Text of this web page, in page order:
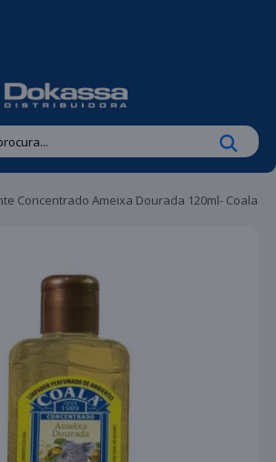
Concentrado Ameixa Dourada 120ml- Coala